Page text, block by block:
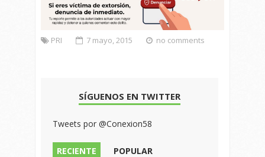
PRI 7 mayo, 2015 no comments
SÍGUENOS EN TWITTER
Tweets por @Conexion58
RECIENTE
POPULAR